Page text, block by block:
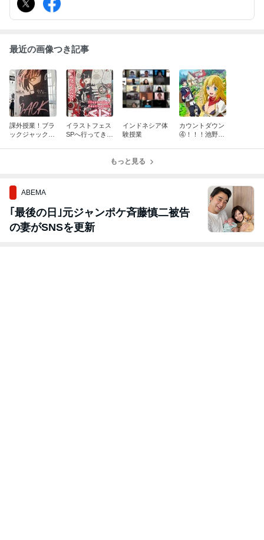
最近の画像つき記事
課外授業！ブラ
ックジャック展
イラストフェス
SPへ行ってきま
インドネシア体
験授業
カウントダウン
④！！！池野雅
もっと見る
ABEMA
｢最後の日｣元ジャンポケ斉藤慎二被告
の妻がSNSを更新